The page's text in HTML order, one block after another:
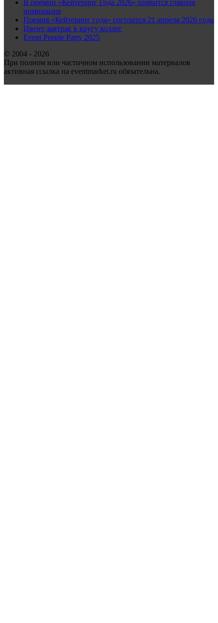
В премии «Кейтеринг Года 2026» появится главная
номинация
Премия «Кейтеринг года» состоится 21 апреля 2026 года
Ивент-завтрак в кругу коллег
Event People Party 2025
© 2004 - 2026
При полном или частичном использовании материалов
активная ссылка на eventmarket.ru обязательна.